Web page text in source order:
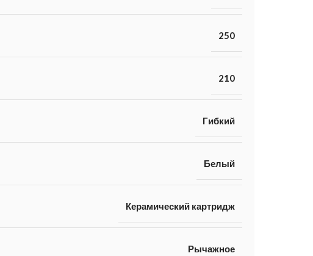
250
210
Гибкий
Белый
Керамический картридж
Рычажное